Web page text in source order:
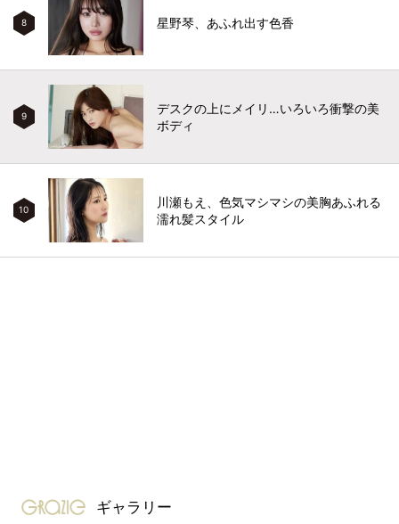
8 星野琴、あふれ出す色香
9
デスクの上にメイリ…いろいろ衝撃の美
ボディ
10
川瀬もえ、色気マシマシの美胸あふれる
濡れ髪スタイル
gravure-grazie
ギャラリー